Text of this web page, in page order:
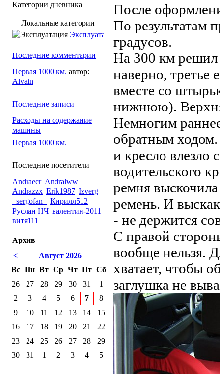
После
По результатам
градусов.
На 300 км решил
наверно, третье
вместе со
нижнюю).
Немногим
обратным
и кресло влезло
водительского
ремня
ремень. И
- не держится
С правой
вообще нельзя.
хватает, чтобы
заглушка не
Категории дневника
Локальные категории
Эксплуатация
Последние комментарии
Первая 1000 км. автор:
Alvain
Последние записи
Расходы на содержание
машины
Первая 1000 км.
Последние посетители
Andraecr Andralww
Andrazzx Erik1987 Izverg
_sergofan_
Кирилл512
Руслан НЧ валентин-2011
витя111
Архив
<
Август 2026
Вс Пн Вт Ср Чт Пт Сб
26
27 28 29 30 31
1
2
3 4 5 6 7
8
9
10 11 12 13 14
15
16
17 18 19 20 21
22
23
24 25 26 27 28
29
30
31 1 2 3 4 5